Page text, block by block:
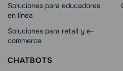
Soluciones para educadores
en línea
Soluciones para retail y e-
commerce
CHATBOTS